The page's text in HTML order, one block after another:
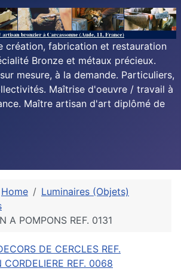
création, fabrication et restauration
Bronze et métaux précieux.
mesure, à la demande. Particuliers,
Maîtrise d'oeuvre / travail à
Maître artisan d'art diplômé de
Home
Luminaires (Objets)
A POMPONS REF. 0131
DE CERCLES REF.
CORDELIERE REF. 0068